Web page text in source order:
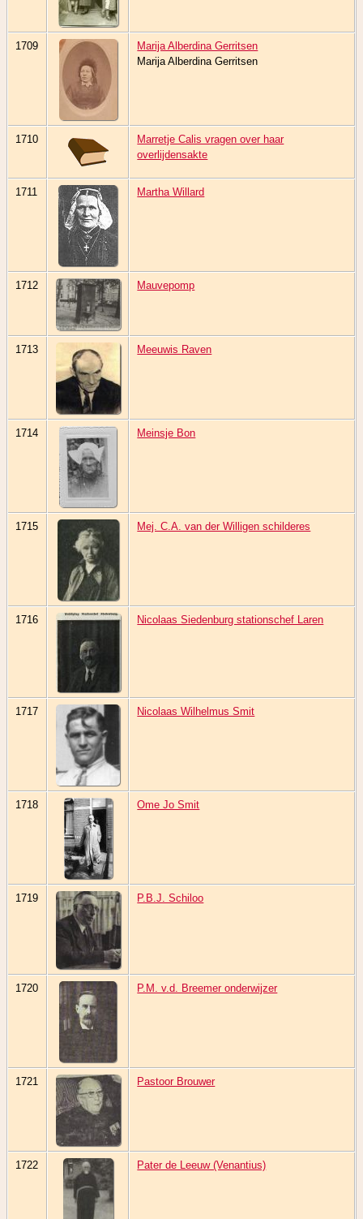
1709
Marija Alberdina Gerritsen
Marija Alberdina Gerritsen
1710
Marretje Calis vragen over haar
overlijdensakte
1711 Martha Willard
1712 Mauvepomp
1713 Meeuwis Raven
1714 Meinsje Bon
1715 Mej. C.A. van der Willigen schilderes
1716 Nicolaas Siedenburg stationschef Laren
1717 Nicolaas Wilhelmus Smit
1718 Ome Jo Smit
1719 P.B.J. Schiloo
1720 P.M. v.d. Breemer onderwijzer
1721 Pastoor Brouwer
1722 Pater de Leeuw (Venantius)